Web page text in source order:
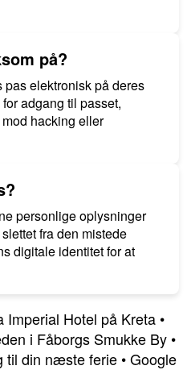
på?
pas elektronisk på deres
adgang til passet,
hacking eller
personlige oplysninger
fra den mistede
digitale identitet for at
Imperial Hotel på Kreta •
i Fåborgs Smukke By •
til din næste ferie •Google